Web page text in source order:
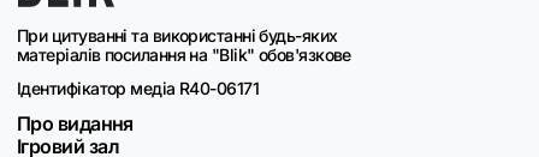
При цитуванні та використанні будь-яких
матеріалів посилання на "Blik" обов'язкове
Ідентифікатор медіа R40-06171
Про видання
Ігровий зал